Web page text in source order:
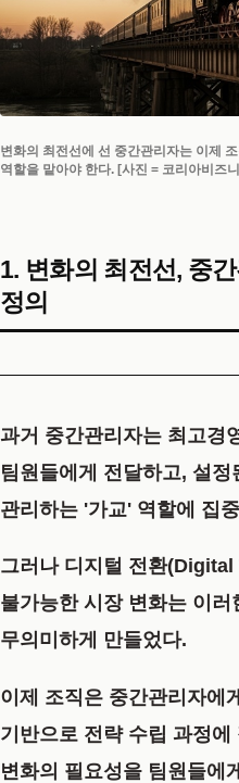
변화의 최전선에 선 중간관리자는 이제
역할을 맡아야 한다. [사진 = 코리아비즈
1. 변화의 최전선, 중
정의
과거 중간관리자는 최고경
팀원들에게 전달하고, 설
관리하는 '가교' 역할에 집
그러나 디지털 전환
불가능한 시장 변화는 이
무의미하게 만들었다.
이제 조직은 중간관리자에
기반으로 전략 수립 과정
변화의 필요성을 팀원들에